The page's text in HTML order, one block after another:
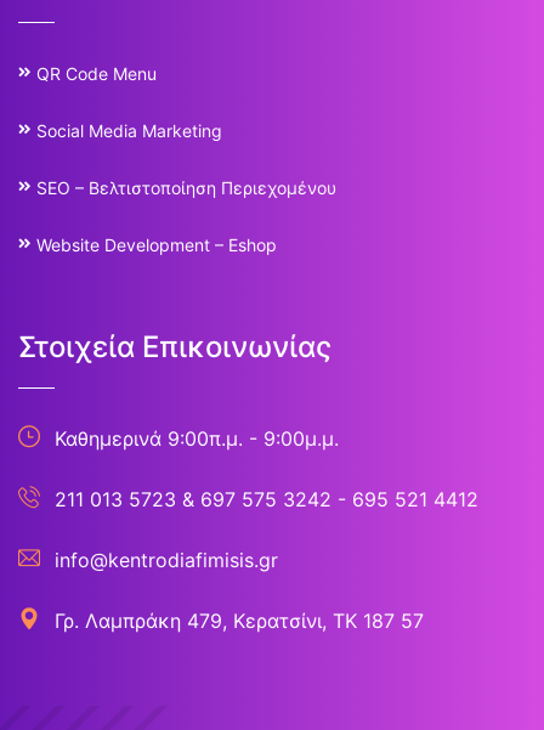
QR Code Menu
Social Media Marketing
SEO – Βελτιστοποίηση Περιεχομένου
Website Development – Eshop
Στοιχεία Επικοινωνίας
Καθημερινά 9:00π.μ. - 9:00μ.μ.
211 013 5723 & 697 575 3242 - 695 521 4412
info@kentrodiafimisis.gr
Γρ. Λαμπράκη 479, Κερατσίνι, ΤΚ 187 57